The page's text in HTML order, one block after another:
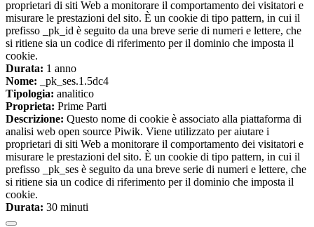
proprietari di siti Web a monitorare il comportamento dei visitatori e
misurare le prestazioni del sito. È un cookie di tipo pattern, in cui il
prefisso _pk_id è seguito da una breve serie di numeri e lettere, che
si ritiene sia un codice di riferimento per il dominio che imposta il
cookie.
Durata: 1 anno
Nome: _pk_ses.1.5dc4
Tipologia: analitico
Proprieta: Prime Parti
Descrizione: Questo nome di cookie è associato alla piattaforma di
analisi web open source Piwik. Viene utilizzato per aiutare i
proprietari di siti Web a monitorare il comportamento dei visitatori e
misurare le prestazioni del sito. È un cookie di tipo pattern, in cui il
prefisso _pk_ses è seguito da una breve serie di numeri e lettere, che
si ritiene sia un codice di riferimento per il dominio che imposta il
cookie.
Durata: 30 minuti